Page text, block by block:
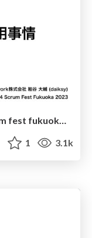
スクラムマスターの採用事情 / scrum fest fukuoka 2023
1 3.1k